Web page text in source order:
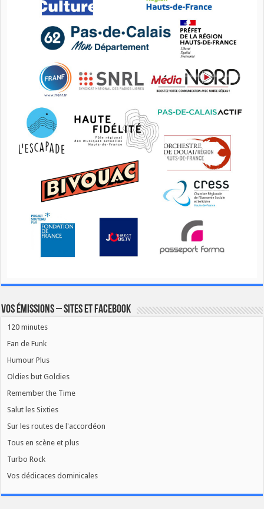
Vos émissions – Sites et Facebook
120 minutes
Fan de Funk
Humour Plus
Oldies but Goldies
Remember the Time
Salut les Sixties
Sur les routes de l'accordéon
Tous en scène et plus
Turbo Rock
Vos dédicaces dominicales